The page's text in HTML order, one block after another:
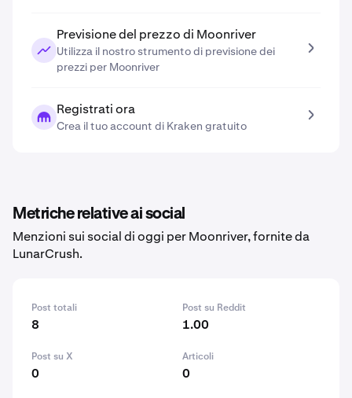
Previsione del prezzo di Moonriver
Utilizza il nostro strumento di previsione dei
prezzi per Moonriver
Registrati ora
Crea il tuo account di Kraken gratuito
Metriche relative ai social
Menzioni sui social di oggi per Moonriver, fornite da
LunarCrush.
Post totali
8
Post su Reddit
1.00
Post su X
0
Articoli
0